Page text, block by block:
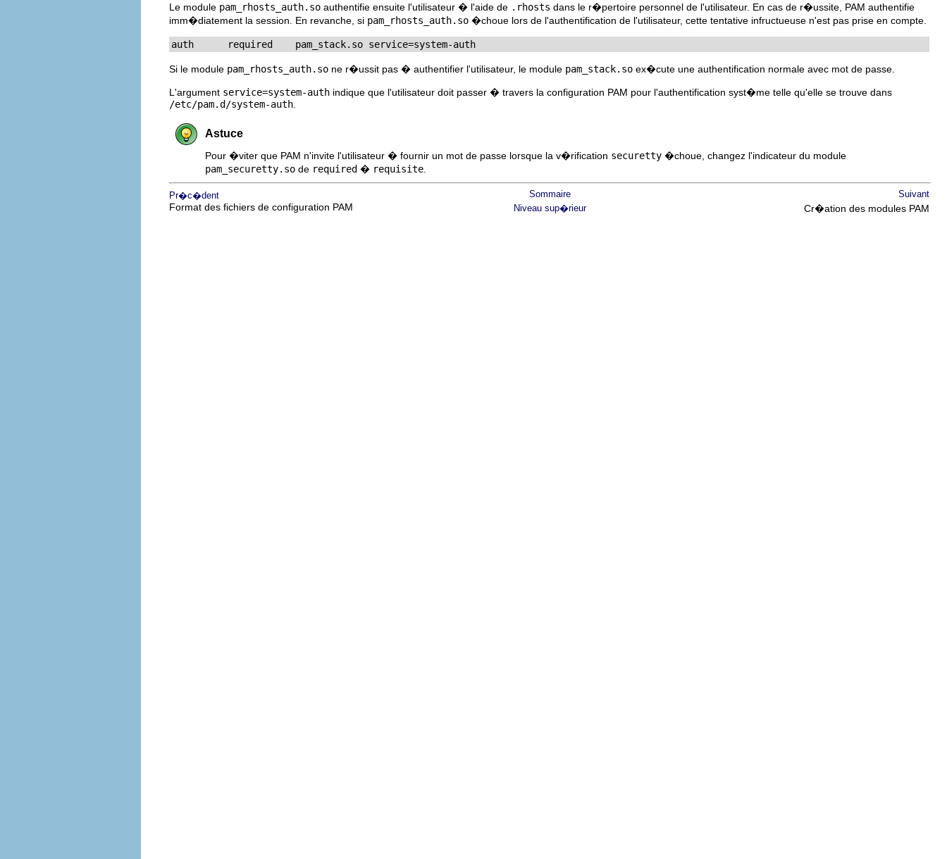
Le module pam_rhosts_auth.so authentifie ensuite l'utilisateur � l'aide de .rhosts dans le r�pertoire personnel de l'utilisateur. En cas de r�ussite, PAM authentifie
imm�diatement la session. En revanche, si pam_rhosts_auth.so �choue lors de l'authentification de l'utilisateur, cette tentative infructueuse n'est pas prise en compte.
auth      required    pam_stack.so service=system-auth
Si le module pam_rhosts_auth.so ne r�ussit pas � authentifier l'utilisateur, le module pam_stack.so ex�cute une authentification normale avec mot de passe.
L'argument service=system-auth indique que l'utilisateur doit passer � travers la configuration PAM pour l'authentification syst�me telle qu'elle se trouve dans
/etc/pam.d/system-auth
Astuce
Pour �viter que PAM n'invite l'utilisateur � fournir un mot de passe lorsque la v�rification securetty �choue, changez l'indicateur du module
pam_securetty.so de required � requisite
Pr�c�dent Sommaire Suivant
Format des fichiers de configuration PAM Niveau sup�rieur Cr�ation des modules PAM